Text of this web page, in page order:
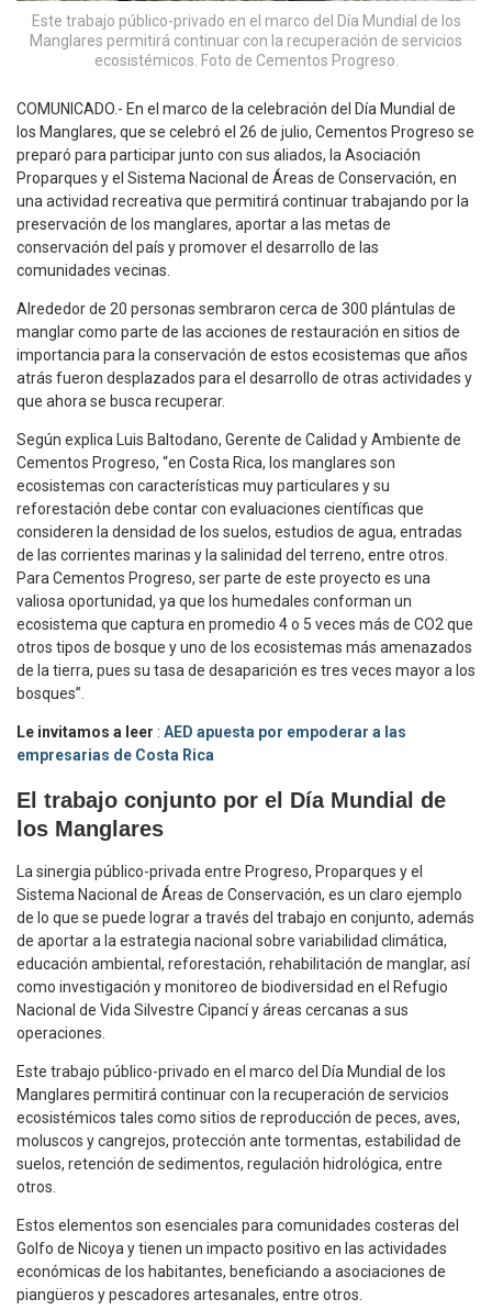
Este trabajo público-privado en el marco del Día Mundial de los
Manglares permitirá continuar con la recuperación de servicios
ecosistémicos. Foto de Cementos Progreso.
COMUNICADO.- En el marco de la celebración del Día Mundial de
los Manglares, que se celebró el 26 de julio, Cementos Progreso se
preparó para participar junto con sus aliados, la Asociación
Proparques y el Sistema Nacional de Áreas de Conservación, en
una actividad recreativa que permitirá continuar trabajando por la
preservación de los manglares, aportar a las metas de
conservación del país y promover el desarrollo de las
comunidades vecinas.
Alrededor de 20 personas sembraron cerca de 300 plántulas de
manglar como parte de las acciones de restauración en sitios de
importancia para la conservación de estos ecosistemas que años
atrás fueron desplazados para el desarrollo de otras actividades y
que ahora se busca recuperar.
Según explica Luis Baltodano, Gerente de Calidad y Ambiente de
Cementos Progreso, “en Costa Rica, los manglares son
ecosistemas con características muy particulares y su
reforestación debe contar con evaluaciones científicas que
consideren la densidad de los suelos, estudios de agua, entradas
de las corrientes marinas y la salinidad del terreno, entre otros.
Para Cementos Progreso, ser parte de este proyecto es una
valiosa oportunidad, ya que los humedales conforman un
ecosistema que captura en promedio 4 o 5 veces más de CO2 que
otros tipos de bosque y uno de los ecosistemas más amenazados
de la tierra, pues su tasa de desaparición es tres veces mayor a los
bosques”.
Le invitamos a leer : AED apuesta por empoderar a las
empresarias de Costa Rica
El trabajo conjunto por el Día Mundial de
los Manglares
La sinergia público-privada entre Progreso, Proparques y el
Sistema Nacional de Áreas de Conservación, es un claro ejemplo
de lo que se puede lograr a través del trabajo en conjunto, además
de aportar a la estrategia nacional sobre variabilidad climática,
educación ambiental, reforestación, rehabilitación de manglar, así
como investigación y monitoreo de biodiversidad en el Refugio
Nacional de Vida Silvestre Cipancí y áreas cercanas a sus
operaciones.
Este trabajo público-privado en el marco del Día Mundial de los
Manglares permitirá continuar con la recuperación de servicios
ecosistémicos tales como sitios de reproducción de peces, aves,
moluscos y cangrejos, protección ante tormentas, estabilidad de
suelos, retención de sedimentos, regulación hidrológica, entre
otros.
Estos elementos son esenciales para comunidades costeras del
Golfo de Nicoya y tienen un impacto positivo en las actividades
económicas de los habitantes, beneficiando a asociaciones de
piangüeros y pescadores artesanales, entre otros.